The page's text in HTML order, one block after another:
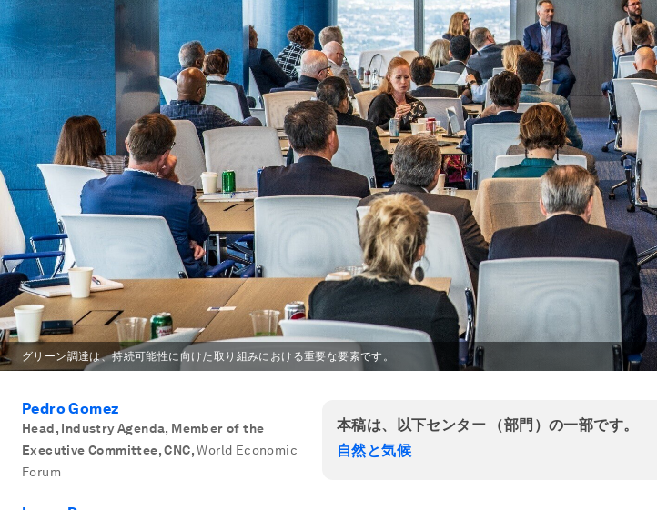
グリーン調達は、持続可能性に向けた取り組みにおける重要な要素です。
Pedro Gomez
Head, Industry Agenda, Member of the
Executive Committee, CNC, World Economic
Forum
本稿は、以下センター （部門）の一部です。
自然と気候